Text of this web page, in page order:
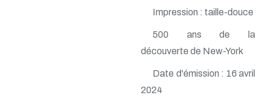
Impression : taille-douce
500 ans de la
découverte de New-York
Date d'émission : 16 avril
2024